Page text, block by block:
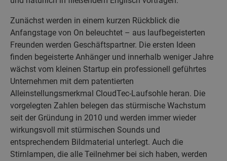
Zunächst werden in einem kurzen Rückblick die
Anfangstage von On beleuchtet – aus laufbegeisterten
Freunden werden Geschäftspartner. Die ersten Ideen
finden begeisterte Anhänger und innerhalb weniger Jahre
wächst vom kleinen Startup ein professionell geführtes
Unternehmen mit dem patentierten
Alleinstellungsmerkmal CloudTec-Laufsohle heran. Die
vorgelegten Zahlen belegen das stürmische Wachstum
seit der Gründung in 2010 und werden immer wieder
wirkungsvoll mit stürmischen Sounds und
entsprechendem Bildmaterial unterlegt. Auch die
Stirnlampen, die alle Teilnehmer bei sich haben, werden